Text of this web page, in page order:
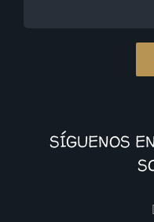
SÍGUENOS